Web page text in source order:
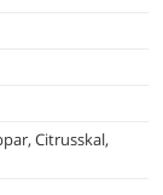
Citrusskal,